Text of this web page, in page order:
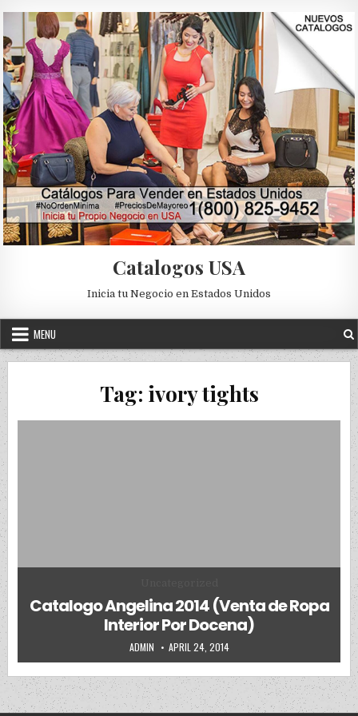
Catalogos USA
Inicia tu Negocio en Estados Unidos
MENU
Tag: ivory tights
Catalogo Angelina 2014 (Venta de Ropa
Interior Por Docena)
AUTHOR:
ADMIN PUBLISHED DATE:
APRIL 24, 2014